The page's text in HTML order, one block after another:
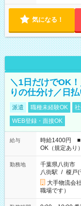
気になる！
＼1日だけでOK
りの仕分け／日
派遣 職種未経験OK
WEB登録・面接OK
給与
時給1400円 ■
OK（規定あり）
勤務地
千葉県八街市
八街駅 / 榎戸(
大手物流会
職場です）